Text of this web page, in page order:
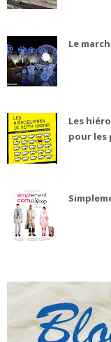
Le
Les
pour les